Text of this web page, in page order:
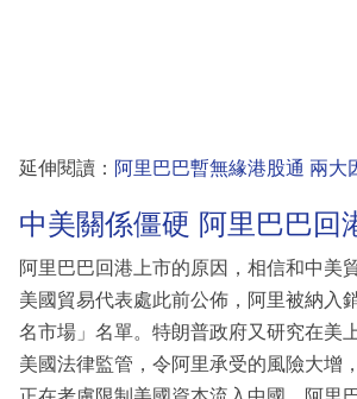
延伸閱讀： 阿里巴巴暫無緣港股通 兩大
中美關係僵硬 阿里巴巴回
阿里巴巴回港上市的原因，相信和中美
美國貿易代表處此前公佈，阿里被納入
名市場」名單。特朗普政府又研究在美
美國法律監管，令阿里承受的風險大增